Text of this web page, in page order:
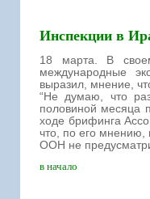
Инспекции в
18 марта. В
международные
выразил, мнение,
“Не думаю, что
половиной месяца
ходе брифинга
что, по его мнению,
ООН не
в начало